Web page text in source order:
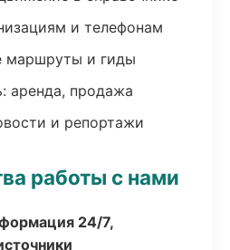
и телефонам
маршруты и гиды
аренда, продажа
и репортажи
работы с нами
24/7,